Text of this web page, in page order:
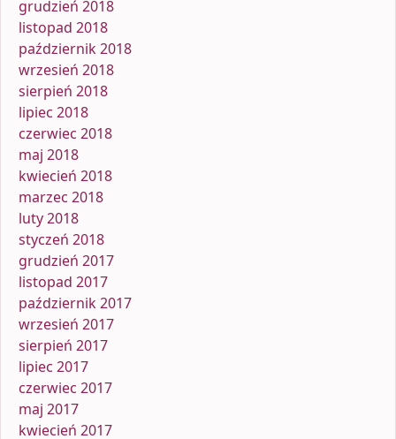
grudzień 2018
listopad 2018
październik 2018
wrzesień 2018
sierpień 2018
lipiec 2018
czerwiec 2018
maj 2018
kwiecień 2018
marzec 2018
luty 2018
styczeń 2018
grudzień 2017
listopad 2017
październik 2017
wrzesień 2017
sierpień 2017
lipiec 2017
czerwiec 2017
maj 2017
kwiecień 2017